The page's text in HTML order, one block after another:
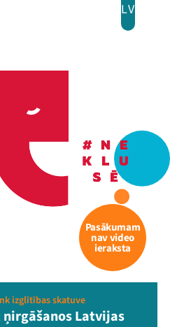
LV
Pasākumam
nav video
ieraksta
izglītības skatuve
Latvijas